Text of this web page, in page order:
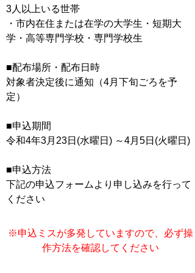
3人以上いる世帯
・市内在住または在学の大学生・短期大
学・高等専門学校・専門学校生
■配布場所・配布日時
対象者決定後に通知（4月下旬ごろを予
定）
■申込期間
令和4年3月23日(水曜日) ～4月5日(火曜日)
■申込方法
下記の申込フォームより申し込みを行って
ください
※申込ミスが多発していますので、必ず操
作方法を確認してください